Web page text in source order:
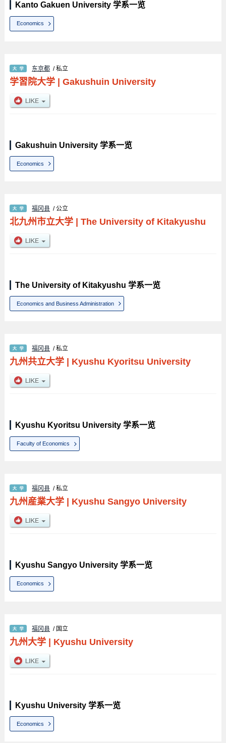
Kanto Gakuen University 学系一览
Economics
东京都 / 私立
学習院大学| Gakushuin University
Gakushuin University 学系一览
Economics
福冈县 / 公立
北九州市立大学| The University of Kitakyushu
The University of Kitakyushu 学系一览
Economics and Business Administration
福冈县 / 私立
九州共立大学| Kyushu Kyoritsu University
Kyushu Kyoritsu University 学系一览
Faculty of Economics
福冈县 / 私立
九州産業大学| Kyushu Sangyo University
Kyushu Sangyo University 学系一览
Economics
福冈县 / 国立
九州大学| Kyushu University
Kyushu University 学系一览
Economics